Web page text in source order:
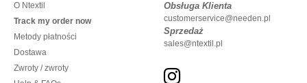
O Ntextil
Track my order now
Metody płatności
Dostawa
Zwroty / zwroty
Obsługa Klienta
customerservice@needen.pl
Sprzedaż
sales@ntextil.pl